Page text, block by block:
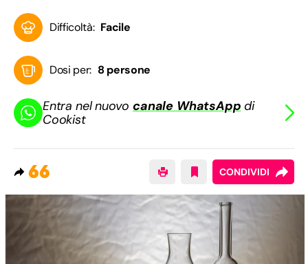
Difficoltà: Facile
Dosi per: 8 persone
Entra nel nuovocanale WhatsApp di
Cookist
66 CONDIVIDI